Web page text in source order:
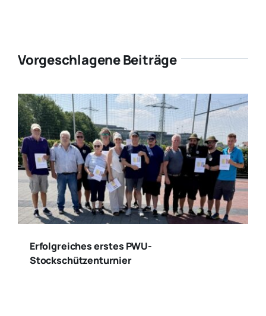
Vorgeschlagene Beiträge
Erfolgreiches erstes PWU-
Stockschützenturnier